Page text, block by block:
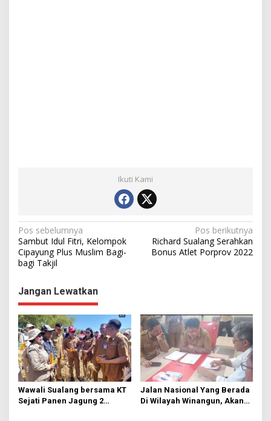
Ikuti Kami
N
a
v
i
g
a
s
i
p
o
s
Pos sebelumnya
Sambut Idul Fitri, Kelompok
Cipayung Plus Muslim Bagi-
bagi Takjil
Pos berikutnya
Richard Sualang Serahkan
Bonus Atlet Porprov 2022
Jangan Lewatkan
Wawali Sualang bersama KT
Sejati Panen Jagung 2
Jalan Nasional Yang Berada
Di Wilayah Winangun, Akan